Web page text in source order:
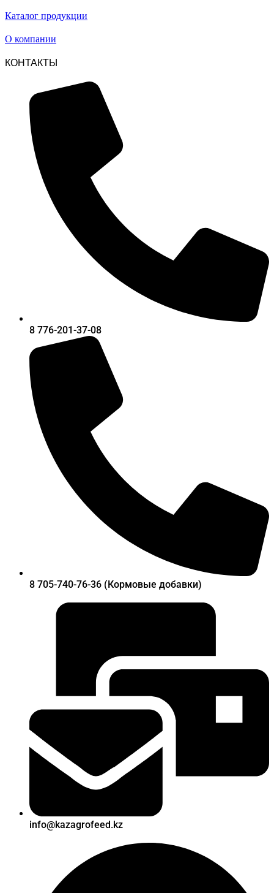
Каталог продукции
О компании
КОНТАКТЫ
8 776-201-37-08
8 705-740-76-36 (Кормовые добавки)
info@kazagrofeed.kz